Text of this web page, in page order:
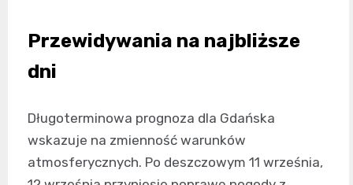
Przewidywania na najbliższe
dni
Długoterminowa prognoza dla Gdańska
wskazuje na zmienność warunków
atmosferycznych. Po deszczowym 11 września,